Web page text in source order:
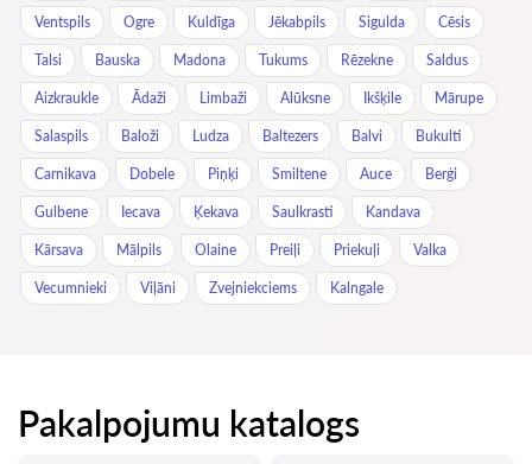
Ventspils Ogre Kuldīga Jēkabpils Sigulda Cēsis
Talsi Bauska Madona Tukums Rēzekne Saldus
Aizkraukle Ādaži Limbaži Alūksne Ikšķile Mārupe
Salaspils Baloži Ludza Baltezers Balvi Bukulti
Carnikava Dobele Piņķi Smiltene Auce Berģi
Gulbene Iecava Ķekava Saulkrasti Kandava
Kārsava Mālpils Olaine Preiļi Priekuļi Valka
Vecumnieki Viļāni Zvejniekciems Kalngale
Pakalpojumu katalogs